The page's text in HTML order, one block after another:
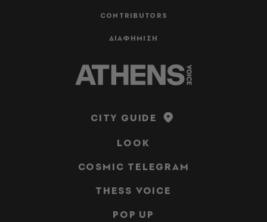
CONTRIBUTORS
ΔΙΑΦΗΜΙΣΗ
CITY GUIDE
LOOK
COSMIC TELEGRAM
THESS VOICE
POP UP